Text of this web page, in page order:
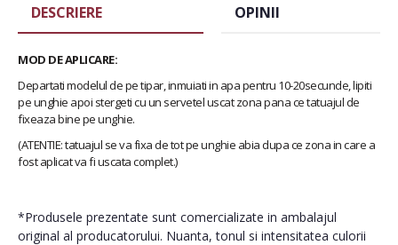
DESCRIERE OPINII
MOD DE APLICARE:
Departati modelul de pe tipar, inmuiati in apa pentru 10-20secunde, lipiti
pe unghie apoi stergeti cu un servetel uscat zona pana ce tatuajul de
fixeaza bine pe unghie.
(ATENTIE: tatuajul se va fixa de tot pe unghie abia dupa ce zona in care a
fost aplicat va fi uscata complet.)
*Produsele prezentate sunt comercializate in ambalajul
original al producatorului. Nuanta, tonul si intensitatea culorii